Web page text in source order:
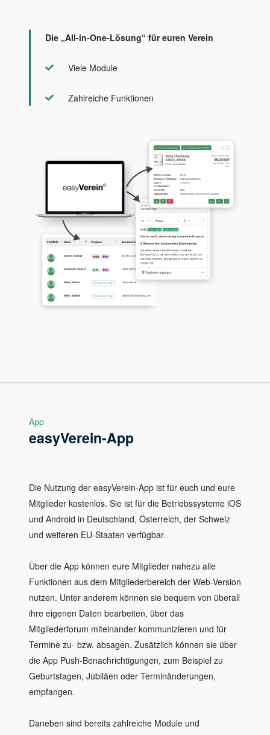
Die „All-in-One-Lösung“ für euren Verein
Viele Module
Zahlreiche Funktionen
App
easyVerein-App
Die Nutzung der easyVerein-App ist für euch und eure
Mitglieder kostenlos. Sie ist für die Betriebssysteme iOS
und Android in Deutschland, Österreich, der Schweiz
und weiteren EU-Staaten verfügbar.
Über die App können eure Mitglieder nahezu alle
Funktionen aus dem Mitgliederbereich der Web-Version
nutzen. Unter anderem können sie bequem von überall
ihre eigenen Daten bearbeiten, über das
Mitgliederforum miteinander kommunizieren und für
Termine zu- bzw. absagen. Zusätzlich können sie über
die App Push-Benachrichtigungen, zum Beispiel zu
Geburtstagen, Jubiläen oder Terminänderungen,
empfangen.
Daneben sind bereits zahlreiche Module und